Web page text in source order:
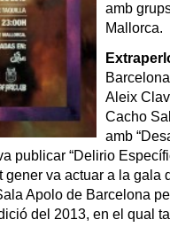
amb
Mallorca.
Aleix
Cacho
amb
publicar “Delirio
gener va actuar a la gala
Apolo de Barcelona
del 2013, en el qual